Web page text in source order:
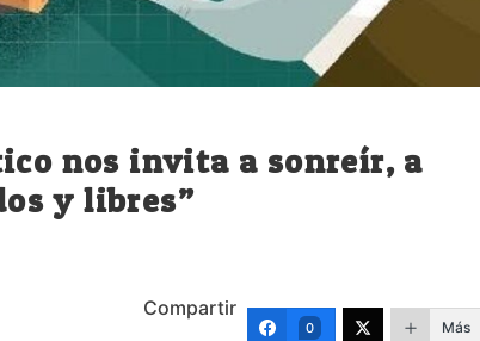
nos invita a sonreír, a
y libres”
Compartir
0 Más